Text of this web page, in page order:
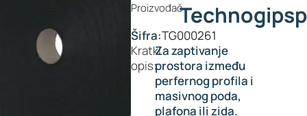
Proizvođač
Šifra:TG000261
Kratki
opis:
Za zaptivanje
prostora između
perfernog profila i
masivnog poda,
plafona ili zida.